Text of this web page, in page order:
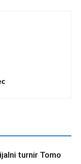
turnir Tomo